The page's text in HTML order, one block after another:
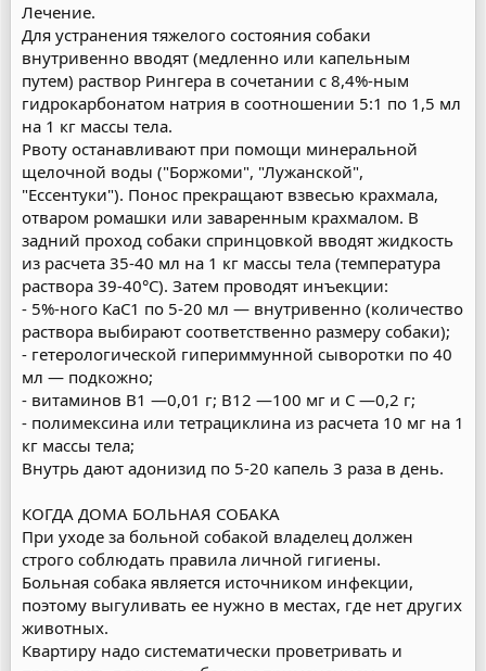
Лечение.
Для устранения тяжелого состояния собаки
внутривенно вводят (медленно или капельным
путем) раствор Рингера в сочетании с 8,4%-ным
гидрокарбонатом натрия в соотношении 5:1 по 1,5 мл
на 1 кг массы тела.
Рвоту останавливают при помощи минеральной
щелочной воды ("Боржоми", "Лужанской",
"Ессентуки"). Понос прекращают взвесью крахмала,
отваром ромашки или заваренным крахмалом. В
задний проход собаки спринцовкой вводят жидкость
из расчета 35-40 мл на 1 кг массы тела (температура
раствора 39-40°С). Затем проводят инъекции:
- 5%-ного КаС1 по 5-20 мл — внутривенно (количество
раствора выбирают соответственно размеру собаки);
- гетерологической гипериммунной сыворотки по 40
мл — подкожно;
- витаминов В1 —0,01 г; В12 —100 мг и С —0,2 г;
- полимексина или тетрациклина из расчета 10 мг на 1
кг массы тела;
Внутрь дают адонизид по 5-20 капель 3 раза в день.
КОГДА ДОМА БОЛЬНАЯ СОБАКА
При уходе за больной собакой владелец должен
строго соблюдать правила личной гигиены.
Больная собака является источником инфекции,
поэтому выгуливать ее нужно в местах, где нет других
животных.
Квартиру надо систематически проветривать и